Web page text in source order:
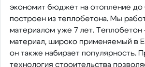
экономит бюджет на отопление до
построен из теплобетона. Мы
материалом уже 7 лет. Теплобетон
материал, широко применяемый в
он также набирает популярность.
технология строительства